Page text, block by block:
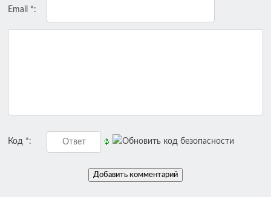
Email *:
Код *: